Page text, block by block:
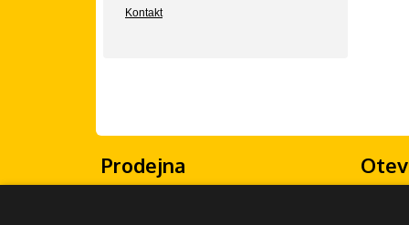
Kontakt
Prodejna
So - Ne: